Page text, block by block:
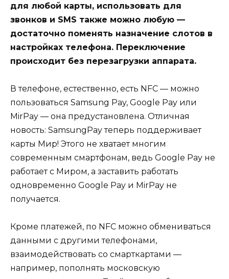
для любой карты, использовать для
звонков и SMS также можно любую —
достаточно поменять назначение слотов в
настройках телефона. Переключение
происходит без перезагрузки аппарата.
В телефоне, естественно, есть NFC — можно
пользоваться Samsung Pay, Google Pay или
MirPay — она предустановлена. Отличная
новость: SamsungPay теперь поддерживает
карты Мир! Этого не хватает многим
современным смартфонам, ведь Google Pay не
работает с Миром, а заставить работать
одновременно Google Pay и MirPay не
получается.
Кроме платежей, по NFC можно обмениваться
данными с другими телефонами,
взаимодействовать со смарткартами —
например, пополнять московскую